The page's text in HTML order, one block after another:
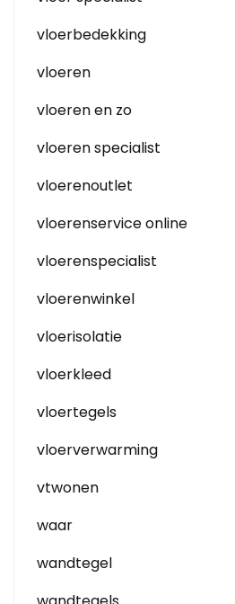
vloerbedekking
vloeren
vloeren en zo
vloeren specialist
vloerenoutlet
vloerenservice online
vloerenspecialist
vloerenwinkel
vloerisolatie
vloerkleed
vloertegels
vloerverwarming
vtwonen
waar
wandtegel